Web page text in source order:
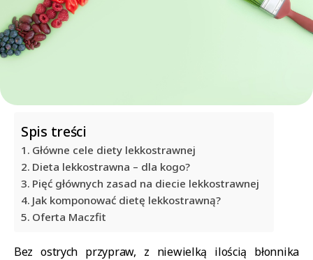
Spis treści
Główne cele diety lekkostrawnej
Dieta lekkostrawna – dla kogo?
Pięć głównych zasad na diecie lekkostrawnej
Jak komponować dietę lekkostrawną?
Oferta Maczfit
Bez ostrych przypraw, z niewielką ilością błonnika